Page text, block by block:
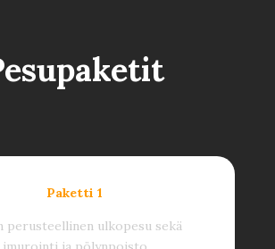
Paketti 1
perusteellinen ulkopesu sekä